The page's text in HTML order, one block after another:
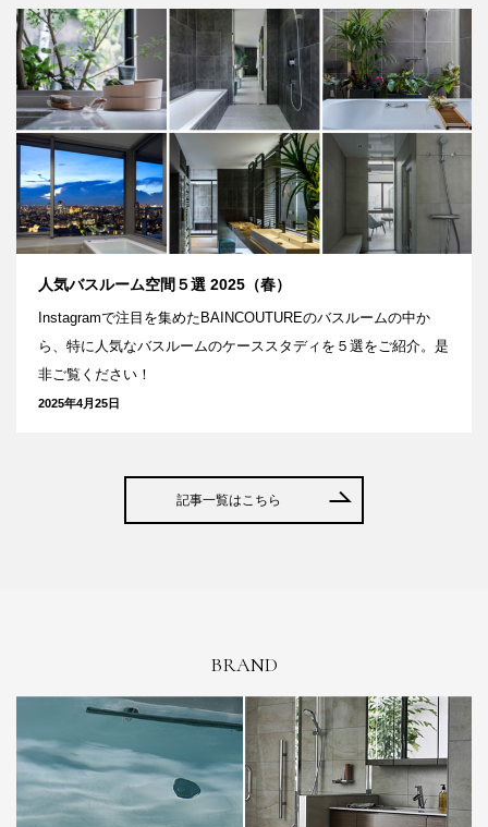
人気バスルーム空間５選 2025（春）
Instagramで注目を集めたBAINCOUTUREのバスルームの中か
ら、特に人気なバスルームのケーススタディを５選をご紹介。是
非ご覧ください！
2025年4月25日
記事一覧はこちら
BRAND